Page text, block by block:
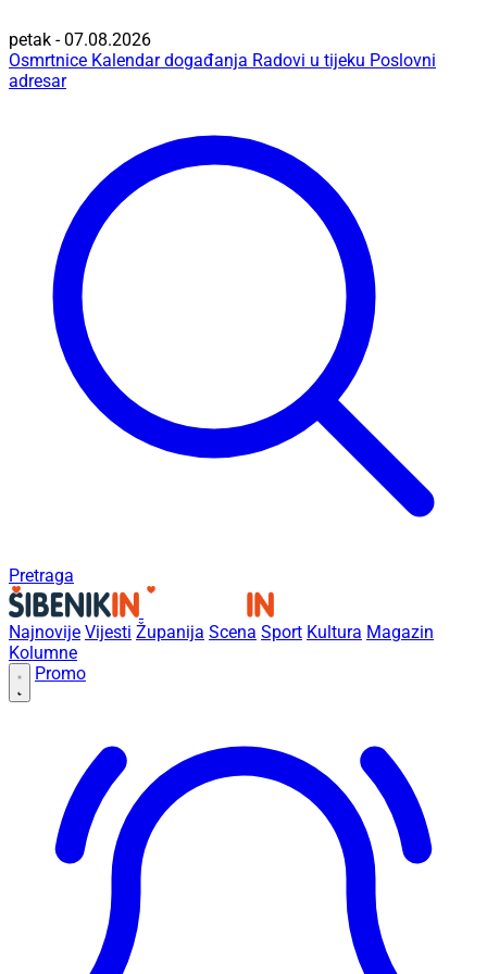
petak - 07.08.2026
Osmrtnice Kalendar događanja Radovi u tijeku Poslovni
adresar
Pretraga
Najnovije Vijesti Županija Scena Sport Kultura Magazin
Kolumne
Promo